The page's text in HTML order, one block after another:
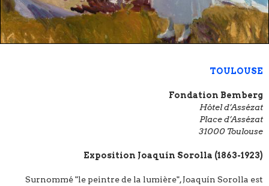
TOULOUSE
Fondation Bemberg
Hôtel d’Assézat
Place d’Assézat
31000 Toulouse
Exposition Joaquín Sorolla (1863-1923)
Surnommé "le peintre de la lumière", Joaquín Sorolla est